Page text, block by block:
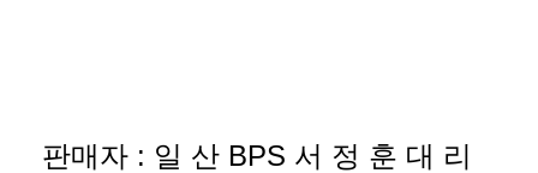
판매자 : 일 산 BPS 서 정 훈 대 리